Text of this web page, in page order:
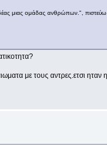
μιας ομάδας ανθρώπων.", πιστεύω
με τους αντρες.ετσι ηταν η